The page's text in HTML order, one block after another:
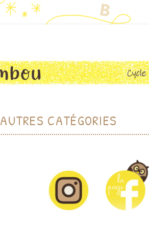
AUTRES CATÉGORIES
BIBLIOTHÈQUE (ALBUMS)
PRODUCTIONS PLASTIQUES